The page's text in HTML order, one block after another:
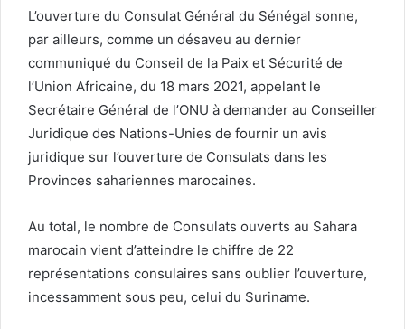
L’ouverture du Consulat Général du Sénégal sonne,
par ailleurs, comme un désaveu au dernier
communiqué du Conseil de la Paix et Sécurité de
l’Union Africaine, du 18 mars 2021, appelant le
Secrétaire Général de l’ONU à demander au Conseiller
Juridique des Nations-Unies de fournir un avis
juridique sur l’ouverture de Consulats dans les
Provinces sahariennes marocaines.
Au total, le nombre de Consulats ouverts au Sahara
marocain vient d’atteindre le chiffre de 22
représentations consulaires sans oublier l’ouverture,
incessamment sous peu, celui du Suriname.